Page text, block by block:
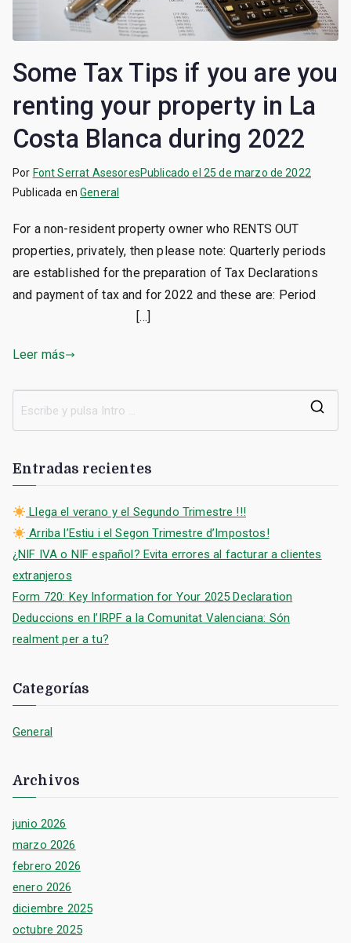
Some Tax Tips if you are you
renting your property in La
Costa Blanca during 2022
Por Font Serrat AsesoresPublicado el 25 de marzo de 2022
Publicada enGeneral
For a non-resident property owner who RENTS OUT
properties, privately, then please note: Quarterly periods
are established for the preparation of Tax Declarations
and payment of tax and for 2022 and these are: Period
[…]
Leer más
Entradas recientes
Llega el verano y el Segundo Trimestre !!!
Arriba l’Estiu i el Segon Trimestre d’Impostos!
¿NIF IVA o NIF español? Evita errores al facturar a clientes
extranjeros
Form 720: Key Information for Your 2025 Declaration
Deduccions en l’IRPF a la Comunitat Valenciana: Són
realment per a tu?
Categorías
General
Archivos
junio 2026
marzo 2026
febrero 2026
enero 2026
diciembre 2025
octubre 2025